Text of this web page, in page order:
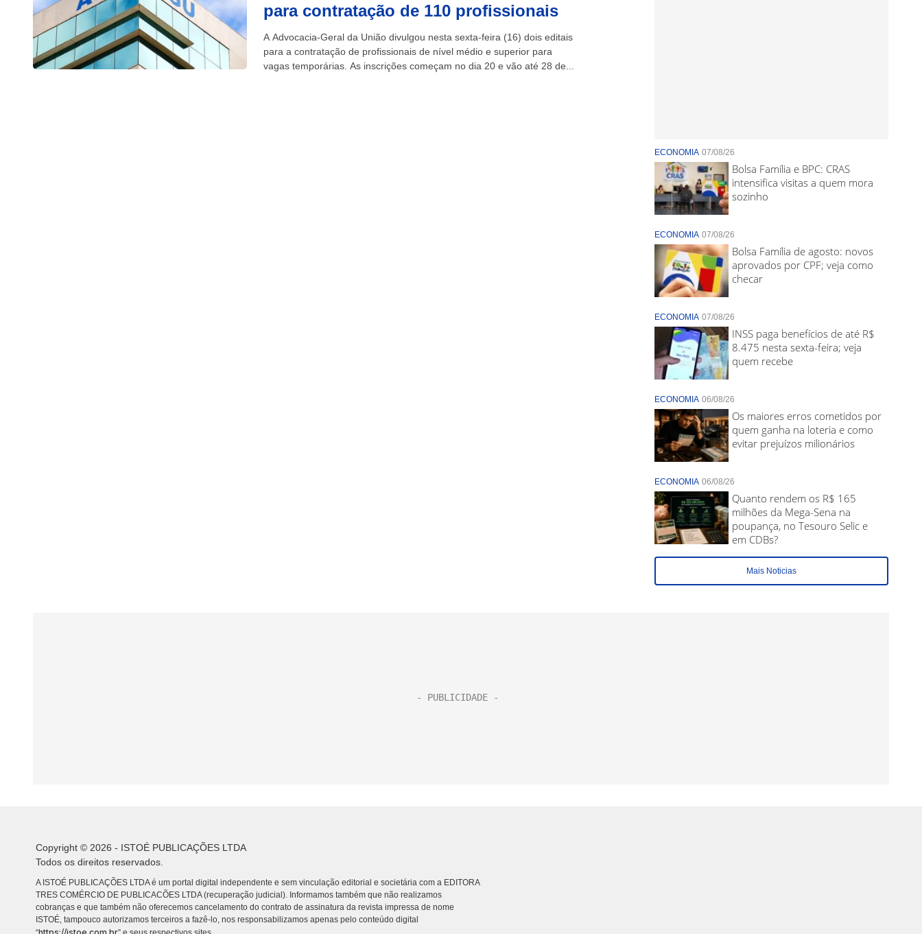
para contratação de 110 profissionais
A Advocacia-Geral da União divulgou nesta sexta-feira (16) dois editais
para a contratação de profissionais de nível médio e superior para
vagas temporárias. As inscrições começam no dia 20 e vão até 28 de...
ECONOMIA 07/08/26
Bolsa Família e BPC: CRAS
intensifica visitas a quem mora
sozinho
ECONOMIA 07/08/26
Bolsa Família de agosto: novos
aprovados por CPF; veja como
checar
ECONOMIA 07/08/26
INSS paga benefícios de até R$
8.475 nesta sexta-feira; veja
quem recebe
ECONOMIA 06/08/26
Os maiores erros cometidos por
quem ganha na loteria e como
evitar prejuízos milionários
ECONOMIA 06/08/26
Quanto rendem os R$ 165
milhões da Mega-Sena na
poupança, no Tesouro Selic e
em CDBs?
Mais Noticias
Copyright © 2026 - ISTOÉ PUBLICAÇÕES LTDA
Todos os direitos reservados.
A ISTOÉ PUBLICAÇÕES LTDA é um portal digital independente e sem vinculação editorial e societária com a EDITORA
TRES COMÉRCIO DE PUBLICACÕES LTDA (recuperação judicial). Informamos também que não realizamos
cobranças e que também não oferecemos cancelamento do contrato de assinatura da revista impressa de nome
ISTOÉ, tampouco autorizamos terceiros a fazê-lo, nos responsabilizamos apenas pelo conteúdo digital